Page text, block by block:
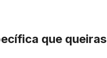
que queiras